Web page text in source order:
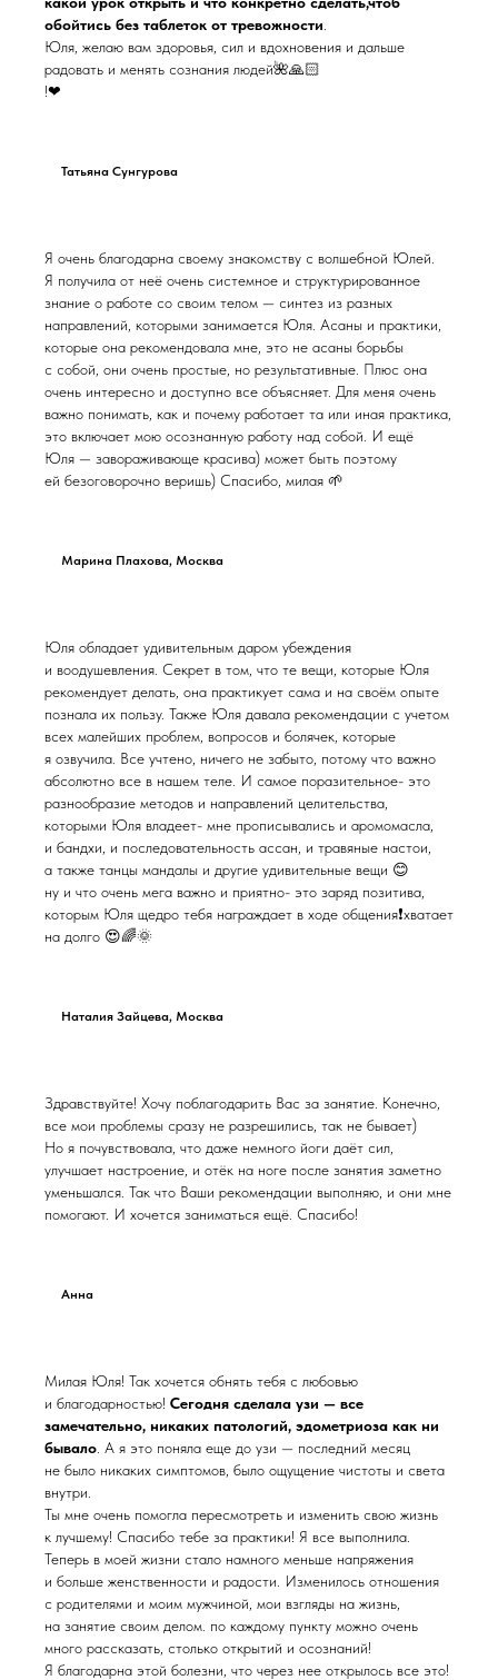
обойтись без таблеток от тревожности
Юля, желаю вам здоровья, сил и вдохновения и дальше
радовать и менять сознания людей🌺🙏🏻
!❤
Татьяна Сунгурова
Я очень благодарна своему знакомству с волшебной Юлей.
Я получила от неё очень системное и структурированное
знание о работе со своим телом — синтез из разных
направлений, которыми занимается Юля. Асаны и практики,
которые она рекомендовала мне, это не асаны борьбы
с собой, они очень простые, но результативные. Плюс она
очень интересно и доступно все объясняет. Для меня очень
важно понимать, как и почему работает та или иная практика,
это включает мою осознанную работу над собой. И ещё
Юля — завораживающе красива) может быть поэтому
ей безоговорочно веришь) Спасибо, милая 🌱
Марина Плахова, Москва
Юля обладает удивительным даром убеждения
и воодушевления. Секрет в том, что те вещи, которые Юля
рекомендует делать, она практикует сама и на своём опыте
познала их пользу. Также Юля давала рекомендации с учетом
всех малейших проблем, вопросов и болячек, которые
я озвучила. Все учтено, ничего не забыто, потому что важно
абсолютно все в нашем теле. И самое поразительное- это
разнообразие методов и направлений целительства,
которыми Юля владеет- мне прописывались и аромомасла,
и бандхи, и последовательность ассан, и травяные настои,
а также танцы мандалы и другие удивительные вещи 😊
ну и что очень мега важно и приятно- это заряд позитива,
которым Юля щедро тебя награждает в ходе общения❗️хватает
на долго 😍🌈🌞
Наталия Зайцева, Москва
Здравствуйте! Хочу поблагодарить Вас за занятие. Конечно,
все мои проблемы сразу не разрешились, так не бывает)
Но я почувствовала, что даже немного йоги даёт сил,
улучшает настроение, и отёк на ноге после занятия заметно
уменьшался. Так что Ваши рекомендации выполняю, и они мне
помогают. И хочется заниматься ещё. Спасибо!
Анна
Милая Юля! Так хочется обнять тебя с любовью
и благодарностью! Сегодня сделала узи — все
замечательно, никаких патологий, эдометриоза как ни
бывало . А я это поняла еще до узи — последний месяц
не было никаких симптомов, было ощущение чистоты и света
внутри.
Ты мне очень помогла пересмотреть и изменить свою жизнь
к лучшему! Спасибо тебе за практики! Я все выполнила.
Теперь в моей жизни стало намного меньше напряжения
и больше женственности и радости. Изменилось отношения
с родителями и моим мужчиной, мои взгляды на жизнь,
на занятие своим делом. по каждому пункту можно очень
много рассказать, столько открытий и осознаний!
Я благодарна этой болезни, что через нее открылось все это!